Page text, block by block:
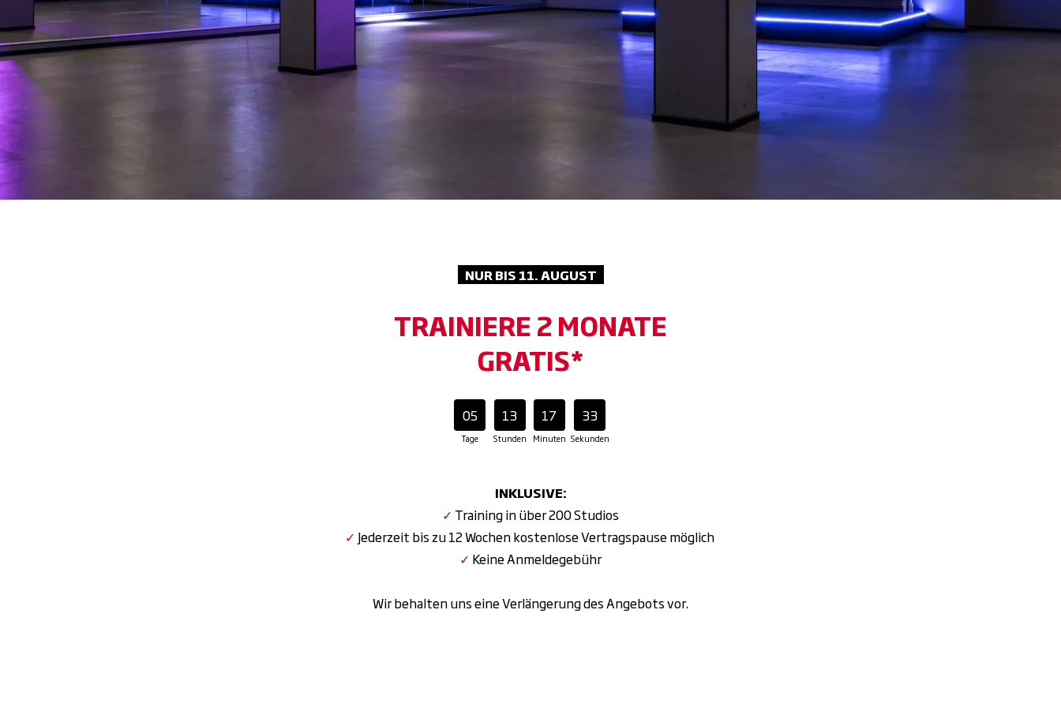
NUR BIS 11. AUGUST
TRAINIERE 2 MONATE
GRATIS*
05
Tage
13
Stunden
17
Minuten
31
Sekunden
INKLUSIVE:
✓ Training in über 200 Studios
✓ Jederzeit bis zu 12 Wochen kostenlose Vertragspause möglich
✓ Keine Anmeldegebühr
Wir behalten uns eine Verlängerung des Angebots vor.